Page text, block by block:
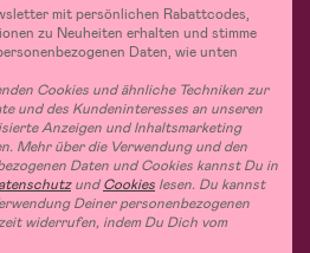
mit persönlichen Rabattcodes,
zu Neuheiten erhalten und stimme
Daten, wie unten
Cookies und ähnliche Techniken zur
und des Kundeninteresses an unseren
Anzeigen und Inhaltsmarketing
Mehr über die Verwendung und den
Daten und Cookies kannst Du in
undCookies lesen. Du kannst
Deiner personenbezogenen
widerrufen, indem Du Dich vom